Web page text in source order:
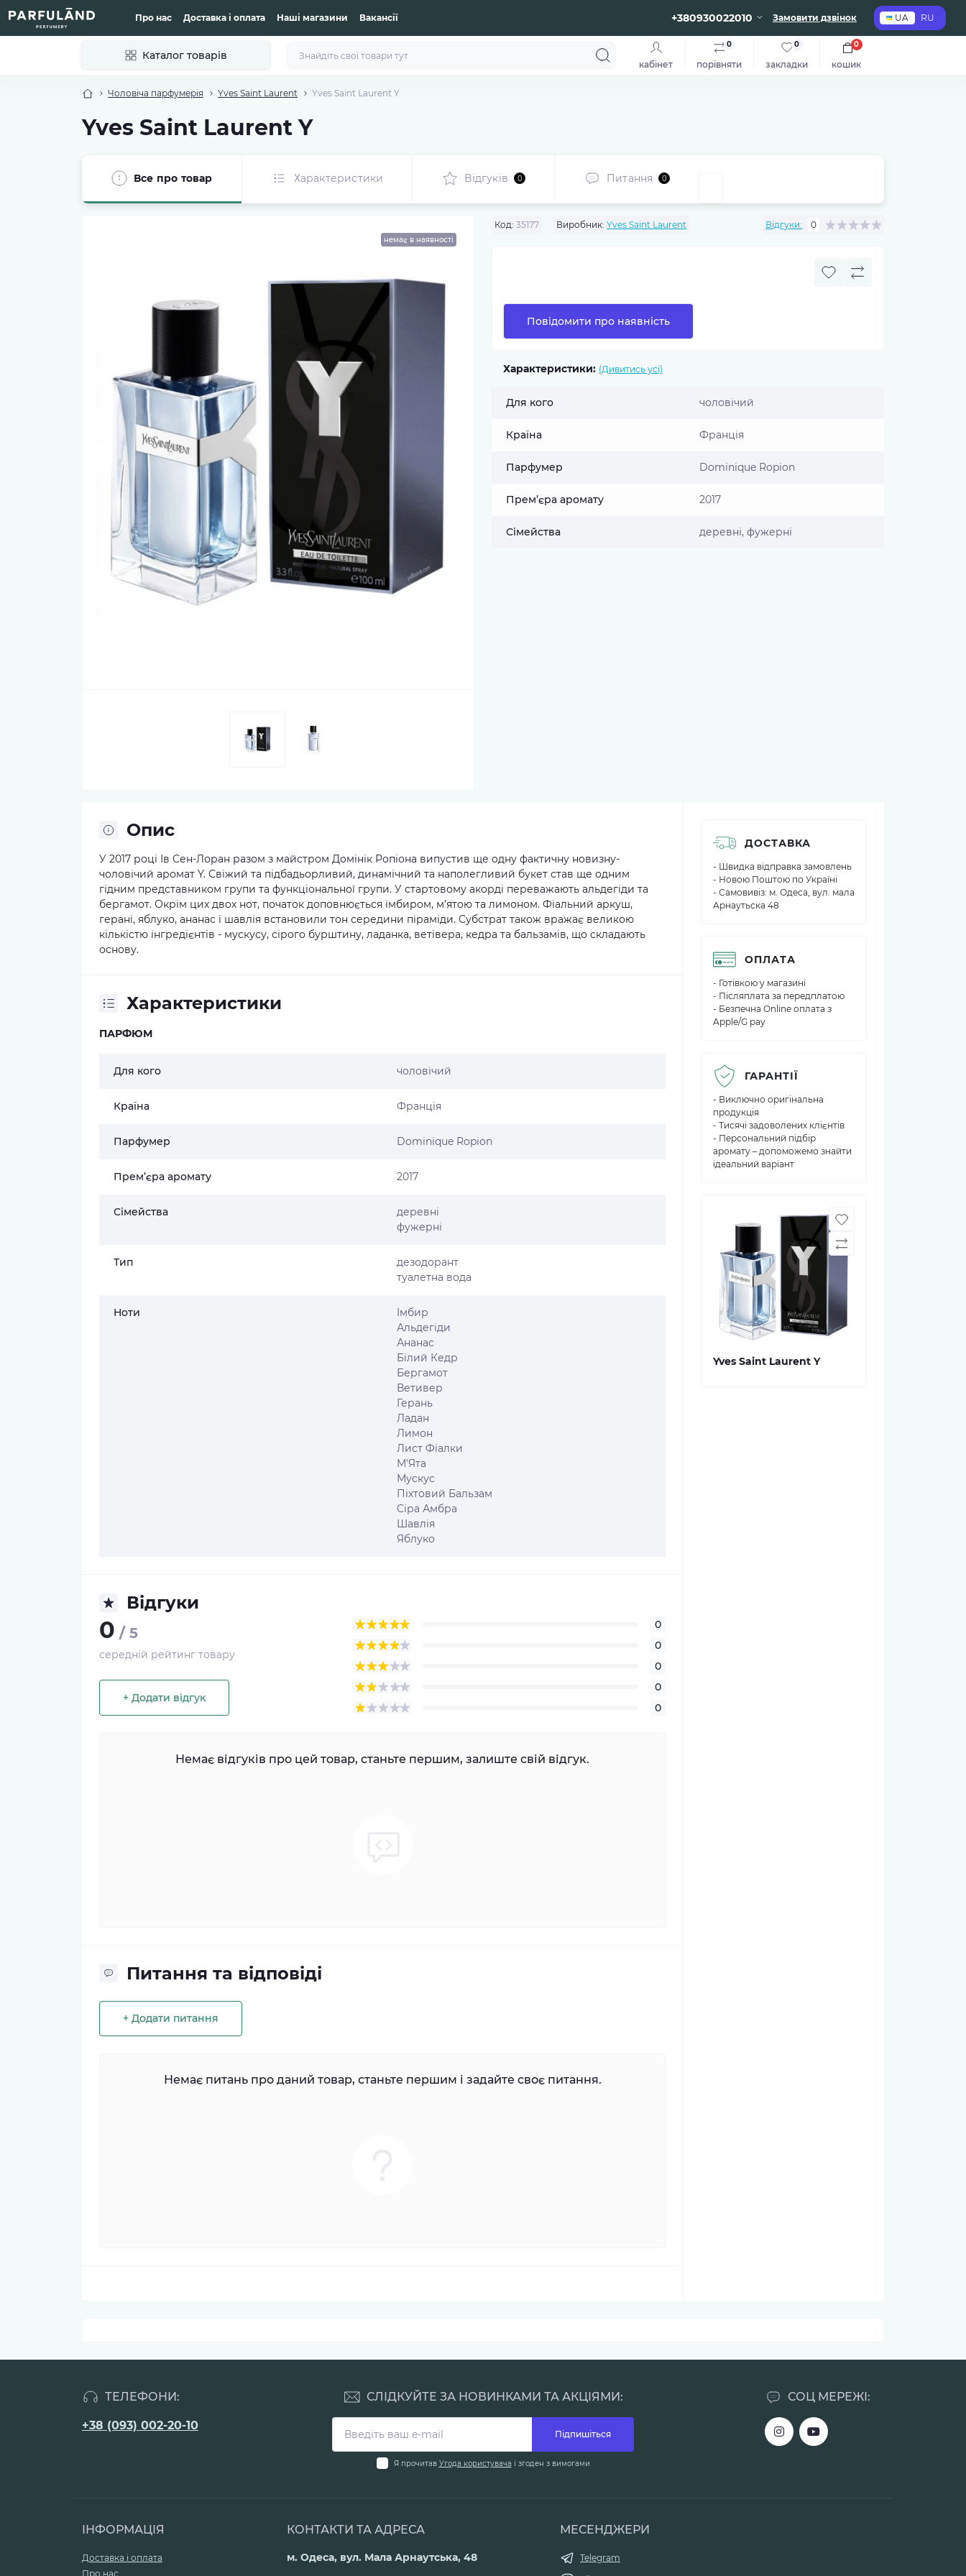
Про нас Доставка і оплата Наші магазини Вакансії +380930022010 Замовити дзвінок UA RU
Каталог товарів
кабінет порівняти
0
закладки
0
кошик
0
Чоловіча парфумерія Yves Saint Laurent Yves Saint Laurent Y
Yves Saint Laurent Y
Все про товар Характеристики Відгуків 0 Питання 0
немає в наявності
Код: 35177 Виробник: Yves Saint Laurent Відгуки: 0
Повідомити про наявність
Характеристики: (Дивитись усі)
Для кого чоловічий
Країна Франція
Парфумер Dominique Ropion
Прем’єра аромату 2017
Сімейства деревні, фужерні
Опис
У 2017 році Ів Сен-Лоран разом з майстром Домінік Ропіона випустив ще одну фактичну новизну-
чоловічий аромат Y. Свіжий та підбадьорливий, динамічний та наполегливий букет став ще одним
гідним представником групи та функціональної групи. У стартовому акорді переважають альдегіди та
бергамот. Окрім цих двох нот, початок доповнюється імбиром, м’ятою та лимоном. Фіальний аркуш,
герані, яблуко, ананас і шавлія встановили тон середини піраміди. Субстрат також вражає великою
кількістю інгредієнтів - мускусу, сірого бурштину, ладанка, ветівера, кедра та бальзамів, що складають
основу.
Характеристики
ПАРФЮМ
Для кого чоловічий
Країна Франція
Парфумер Dominique Ropion
Прем’єра аромату 2017
Сімейства
деревні
фужерні
Тип
дезодорант
туалетна вода
Ноти
Імбир
Альдегіди
Ананас
Білий Кедр
Бергамот
Ветивер
Герань
Ладан
Лимон
Лист Фіалки
М'Ята
Мускус
Піхтовий Бальзам
Сіра Амбра
Шавлія
Яблуко
Відгуки
0 / 5
середній рейтинг товару
+ Додати відгук
0
0
0
0
0
Немає відгуків про цей товар, станьте першим, залиште свій відгук.
Питання та відповіді
+ Додати питання
Немає питань про даний товар, станьте першим і задайте своє питання.
ДОСТАВКА
- Швидка відправка замовлень
- Новою Поштою по Україні
- Самовивіз: м. Одеса, вул. мала
Арнаутьска 48
ОПЛАТА
- Готівкою у магазині
- Післяплата за передплатою
- Безпечна Online оплата з
Apple/G pay
ГАРАНТІЇ
- Виключно оригінальна
продукція
- Тисячі задоволених клієнтів
- Персональний підбір
аромату – допоможемо знайти
ідеальний варіант
Yves Saint Laurent Y
ТЕЛЕФОНИ:
+38 (093) 002-20-10
СОЦ МЕРЕЖІ:
СЛІДКУЙТЕ ЗА НОВИНКАМИ ТА АКЦІЯМИ:
Підпишіться
Я прочитав Угода користувача і згоден з вимогами
ІНФОРМАЦІЯ
Доставка і оплата
Про нас
КОНТАКТИ ТА АДРЕСА
м. Одеса, вул. Мала Арнаутська, 48
МЕСЕНДЖЕРИ
Telegram